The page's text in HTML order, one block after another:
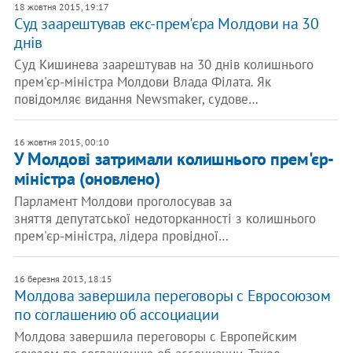
18 жовтня 2015, 19:17
Суд заарештував екс-прем'єра Молдови на 30
днів
Суд Кишинева заарештував на 30 днів колишнього
прем'єр-міністра Молдови Влада Філата. Як
повідомляє видання Newsmaker, судове…
16 жовтня 2015, 00:10
У Молдові затримали колишнього прем'єр-
міністра (оновлено)
Парламент Молдови проголосував за
зняття депутатської недоторканності з колишнього
прем'єр-міністра, лідера провідної…
16 березня 2013, 18:15
Молдова завершила переговоры с Евросоюзом
по соглашению об ассоциации
Молдова завершила переговоры с Европейским